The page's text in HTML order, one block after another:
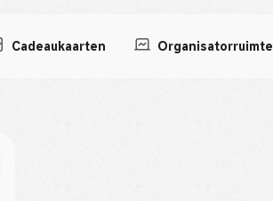
Cadeaukaarten Organisatorruimte